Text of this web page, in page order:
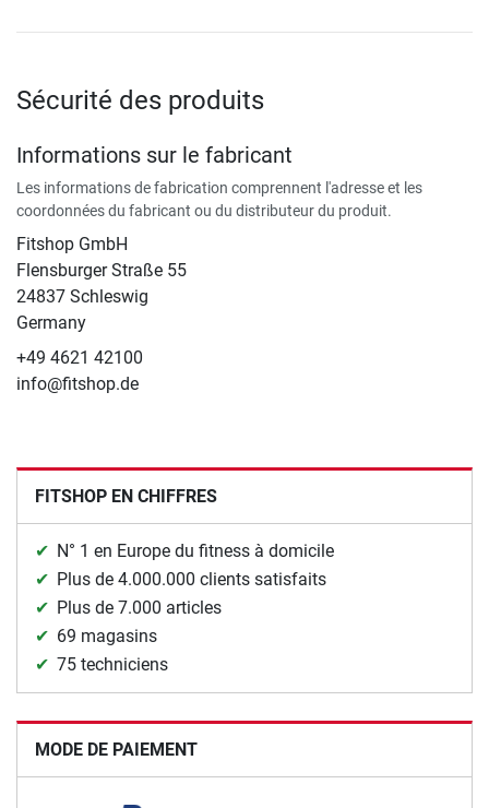
Sécurité des produits
Informations sur le fabricant
Les informations de fabrication comprennent l'adresse et les
coordonnées du fabricant ou du distributeur du produit.
Fitshop GmbH
Flensburger Straße 55
24837 Schleswig
Germany
+49 4621 42100
info@fitshop.de
FITSHOP EN CHIFFRES
N° 1 en Europe du fitness à domicile
Plus de 4.000.000 clients satisfaits
Plus de 7.000 articles
69 magasins
75 techniciens
MODE DE PAIEMENT